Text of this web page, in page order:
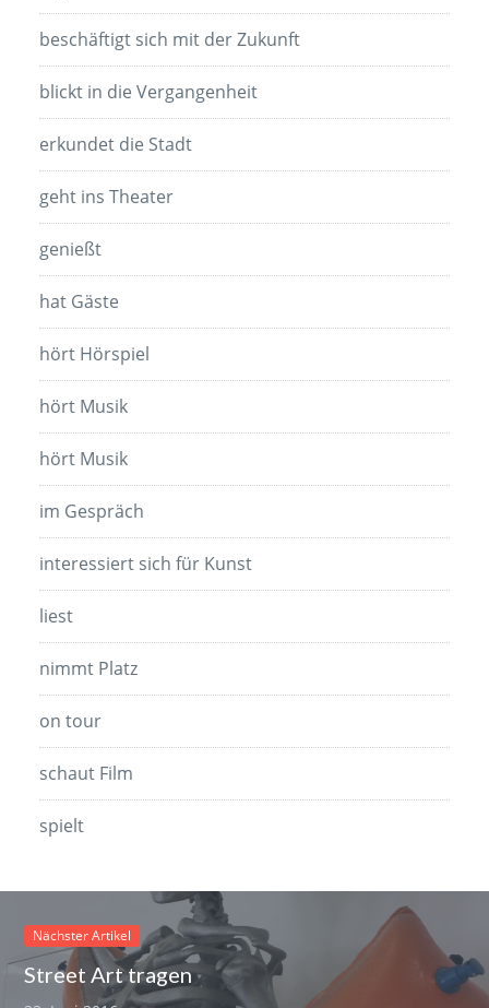
beschäftigt sich mit der Zukunft
blickt in die Vergangenheit
erkundet die Stadt
geht ins Theater
genießt
hat Gäste
hört Hörspiel
hört Musik
hört Musik
im Gespräch
interessiert sich für Kunst
liest
nimmt Platz
on tour
schaut Film
spielt
Nächster Artikel
Street Art tragen